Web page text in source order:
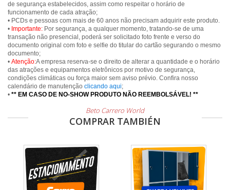
de segurança estabelecidos, assim como respeitar o horário de
funcionamento de cada atração;
• PCDs e pessoas com mais de 60 anos não precisam adquirir este produto.
• Importante: Por segurança, a qualquer momento, tratando-se de uma
transação não presencial, poderá ser solicitado foto frente e verso do
documento original com foto e selfie do titular do cartão segurando o mesmo
documento;
• Atenção:A empresa reserva-se o direito de alterar a quantidade e o horário
das atrações e equipamentos eletrônicos por motivo de segurança,
condições climáticas ou força maior sem aviso prévio. Confira nosso
calendário de manutenção clicando aqui;
• ** EM CASO DE NO-SHOW PRODUTO NÃO REEMBOLSÁVEL! **
Beto Carrero World
COMPRAR TAMBIÉN